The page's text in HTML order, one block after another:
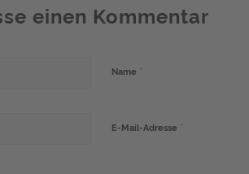
einen Kommentar
Name *
E-Mail-Adresse *